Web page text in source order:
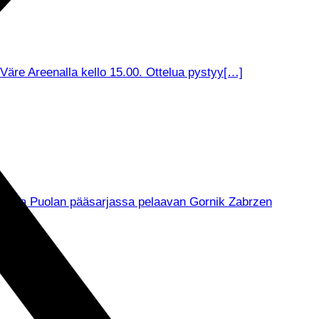
Areenalla kello 15.00. Ottelua pystyy[…]
Puolan pääsarjassa pelaavan Gornik Zabrzen